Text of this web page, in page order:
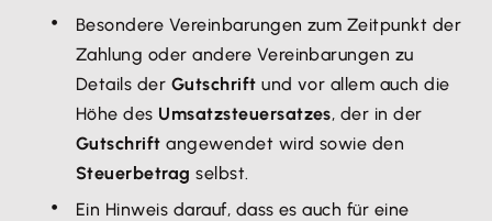
Besondere Vereinbarungen zum Zeitpunkt der
Zahlung oder andere Vereinbarungen zu
Details der Gutschrift und vor allem auch die
Höhe des Umsatzsteuersatzes, der in der
Gutschrift angewendet wird sowie den
Steuerbetragselbst.
Ein Hinweis darauf, dass es auch für eine